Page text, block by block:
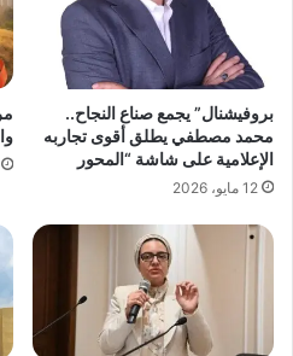
بروفيشنال” يجمع صناع النجاح..
محمد مصطفي يطلق أقوى تجاربه
الإعلامية على شاشة “المحور
12 مايو، 2026